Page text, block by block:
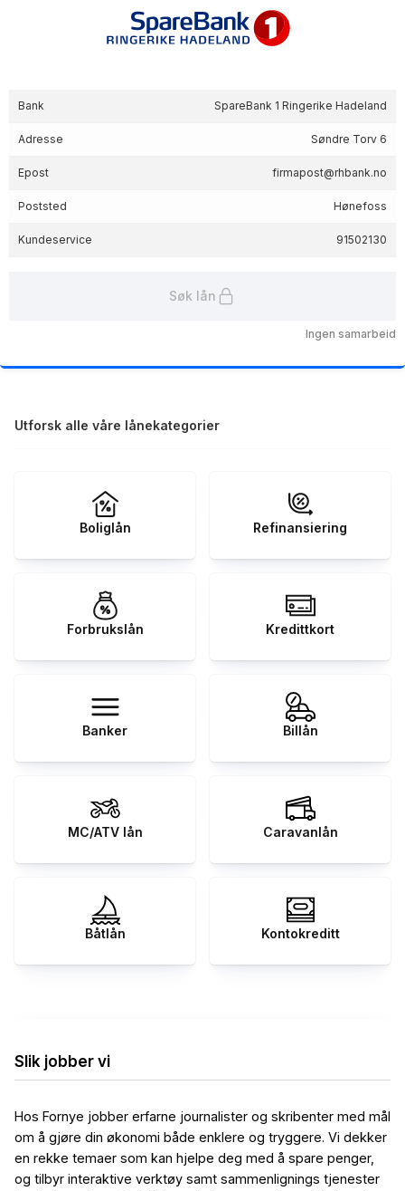
Bank SpareBank 1 Ringerike Hadeland
Adresse Søndre Torv 6
Epost firmapost@rhbank.no
Poststed Hønefoss
Kundeservice 91502130
Søk lån
Ingen samarbeid
Utforsk alle våre lånekategorier
Boliglån Refinansiering
Forbrukslån Kredittkort
Banker Billån
MC/ATV lån Caravanlån
Båtlån Kontokreditt
Slik jobber vi
Hos Fornye jobber erfarne journalister og skribenter med mål
om å gjøre din økonomi både enklere og tryggere. Vi dekker
en rekke temaer som kan hjelpe deg med å spare penger,
og tilbyr interaktive verktøy samt sammenlignings tjenester